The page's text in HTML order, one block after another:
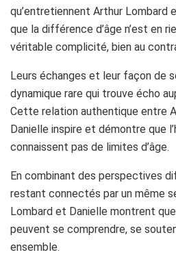
qu’entretiennent Arthur Lombard
que la différence d’âge n’est en
véritable complicité, bien au
Leurs échanges et leur façon de
dynamique rare qui trouve écho
Cette relation authentique entre
Danielle inspire et démontre que
connaissent pas de limites d’âge.
En combinant des perspectives
restant connectés par un même
Lombard et Danielle montrent
peuvent se comprendre, se
ensemble.